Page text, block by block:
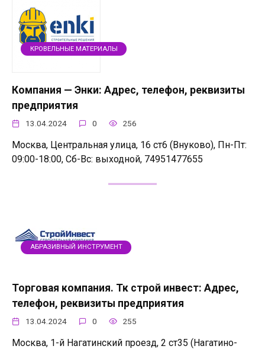
КРОВЕЛЬНЫЕ МАТЕРИАЛЫ
Компания — Энки: Адрес, телефон, реквизиты
предприятия
13.04.2024 0 256
Москва, Центральная улица, 16 ст6 (Внуково), Пн-Пт:
09:00-18:00, Сб-Вс: выходной, 74951477655
АБРАЗИВНЫЙ ИНСТРУМЕНТ
Торговая компания. Тк строй инвест: Адрес,
телефон, реквизиты предприятия
13.04.2024 0 255
Москва, 1-й Нагатинский проезд, 2 ст35 (Нагатино-